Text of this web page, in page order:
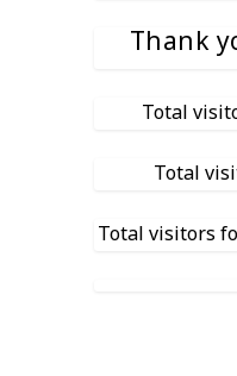
Thank
Total
Total
Total visitors